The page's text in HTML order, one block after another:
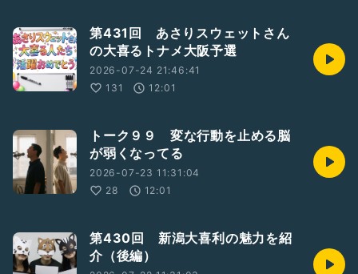
第431回 あさりスウェットさん
の大喜るトナメ大阪予選
2026-07-24 21:46:41
131
12:01
トーク９９ 変な行動を止める脳
が弱くなってる
2026-07-23 11:31:04
28
12:01
第430回 新潟大喜利の魅力を紹
介（後編）